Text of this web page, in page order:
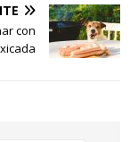
con